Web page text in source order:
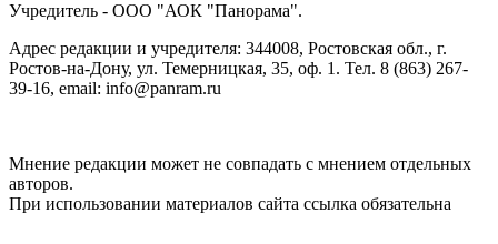
Учредитель - ООО "АОК "Панорама".
Адрес редакции и учредителя: 344008, Ростовская обл., г.
Ростов-на-Дону, ул. Темерницкая, 35, оф. 1. Тел. 8 (863) 267-
39-16, email: info@panram.ru
Мнение редакции может не совпадать с мнением отдельных
авторов.
При использовании материалов сайта ссылка обязательна